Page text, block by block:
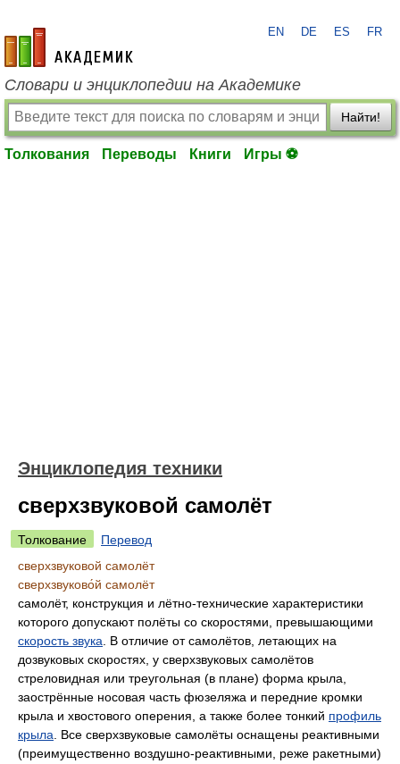
academic.ru
EN DE ES FR
Словари и энциклопедии на Академике
Найти!
Толкования Переводы Книги Игры ⚽
Энциклопедия техники
сверхзвуковой самолёт
Толкование
Перевод
сверхзвуковой самолёт
сверхзвуково́й самолёт
самолёт, конструкция и лётно-технические характеристики
которого допускают полёты со скоростями, превышающими
скорость звука . В отличие от самолётов, летающих на
дозвуковых скоростях, у сверхзвуковых самолётов
стреловидная или треугольная (в плане) форма крыла,
заострённые носовая часть фюзеляжа и передние кромки
крыла и хвостового оперения, а также более тонкий профиль
крыла . Все сверхзвуковые самолёты оснащены реактивными
(преимущественно воздушно-реактивными, реже ракетными)